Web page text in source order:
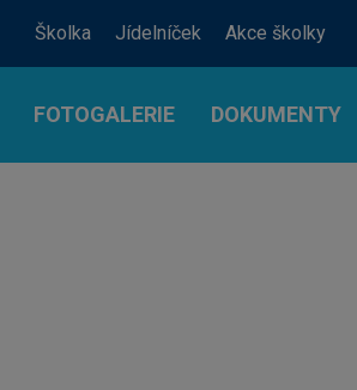
Školka Jídelníček Akce školky
FOTOGALERIE DOKUMENTY